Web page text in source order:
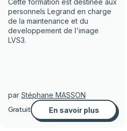
Cette formation est destinée aux
personnels Legrand en charge
de la maintenance et du
developpement de l'image
LVS3.
par Stéphane MASSON
Gratuit En savoir plus